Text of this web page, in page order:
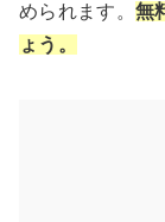
められます。 無
ょう。